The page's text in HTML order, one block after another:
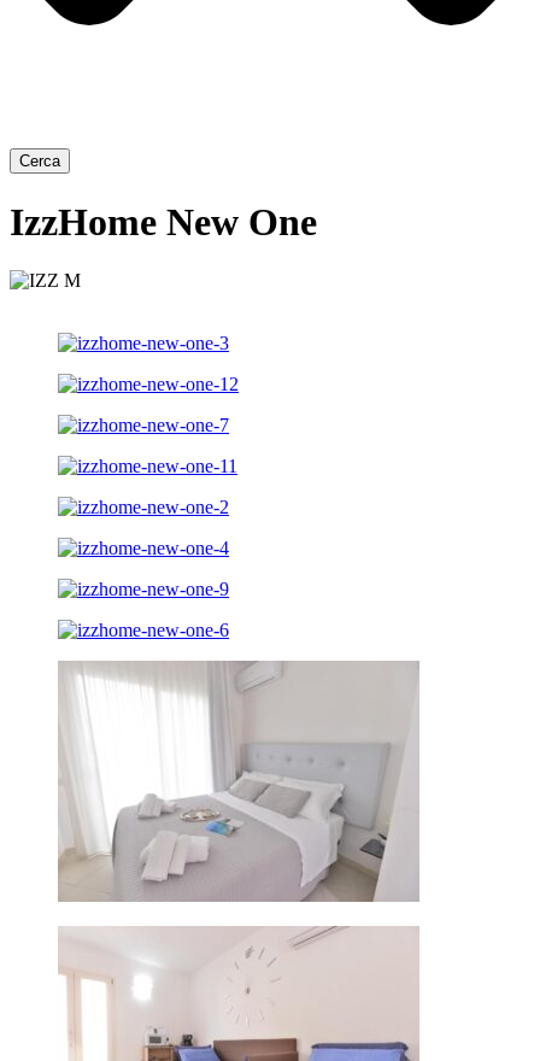
Cerca
IzzHome New One